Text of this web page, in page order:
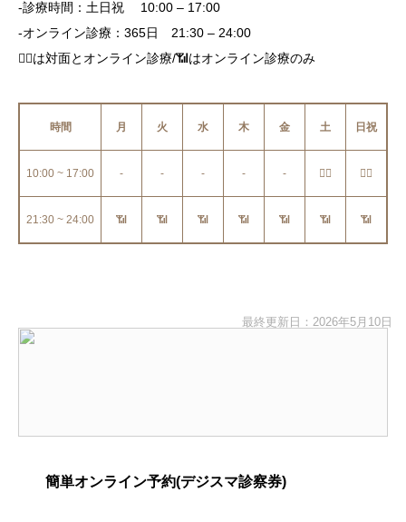
-診療時間：土日祝 10:00 – 17:00
-オンライン診療：365日 21:30 – 24:00
👩‍⚕️は対面とオンライン診療/📶はオンライン診療のみ
時間 月 火 水 木 金 土 日祝
10:00 ~ 17:00 - - - - - 👩‍⚕️ 👩‍⚕️
21:30 ~ 24:00 📶 📶 📶 📶 📶 📶 📶
最終更新日：2026年5月10日
簡単オンライン予約(デジスマ診察券)